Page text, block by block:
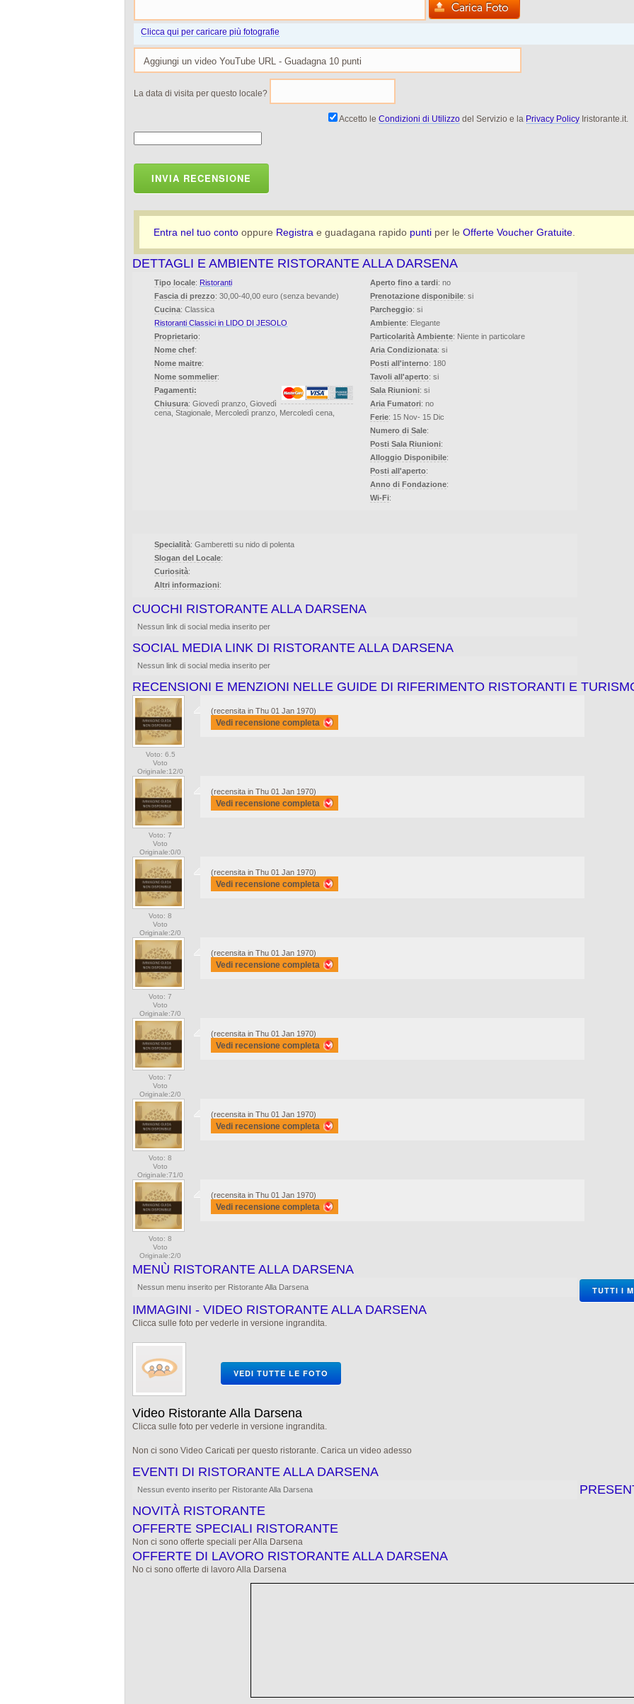
Clicca qui per caricare più fotografie
La data di visita per questo locale?
Accetto le Condizioni di Utilizzodel Servizio e la Privacy PolicyIristorante.it.
INVIA RECENSIONE
Entra nel tuo conto oppure Registra e guadagana rapido punti per le Offerte Voucher Gratuite
DETTAGLI E AMBIENTE RISTORANTE ALLA DARSENA
Tipo locale: Ristoranti
Fascia di prezzo: 30,00-40,00 euro (senza bevande)
Cucina: Classica
Ristoranti Classici in LIDO DI JESOLO
Proprietario:
Nome chef:
Nome maitre:
Nome sommelier:
Pagamenti:
Chiusura: Giovedì pranzo, Giovedì
cena, Stagionale, Mercoledì pranzo, Mercoledì cena,
Aperto fino a tardi: no
Prenotazione disponibile: si
Parcheggio: si
Ambiente: Elegante
Particolarità Ambiente: Niente in particolare
Aria Condizionata: si
Posti all'interno: 180
Tavoli all'aperto: si
Sala Riunioni: si
Aria Fumatori: no
Ferie: 15 Nov- 15 Dic
Numero di Sale:
Posti Sala Riunioni:
Alloggio Disponibile:
Posti all'aperto:
Anno di Fondazione:
Wi-Fi:
Specialità: Gamberetti su nido di polenta
Slogan del Locale:
Curiosità:
Altri informazioni:
CUOCHI RISTORANTE ALLA DARSENA
Nessun link di social media inserito per
SOCIAL MEDIA LINK DI RISTORANTE ALLA DARSENA
Nessun link di social media inserito per
RECENSIONI E MENZIONI NELLE GUIDE DI RIFERIMENTO RISTORANTI E
Voto: 6.5
Voto
Originale:12/0
(recensita in Thu 01 Jan 1970)
Vedi recensione completa
Voto: 7
Voto
Originale:0/0
(recensita in Thu 01 Jan 1970)
Vedi recensione completa
Voto: 8
Voto
Originale:2/0
(recensita in Thu 01 Jan 1970)
Vedi recensione completa
Voto: 7
Voto
Originale:7/0
(recensita in Thu 01 Jan 1970)
Vedi recensione completa
Voto: 7
Voto
Originale:2/0
(recensita in Thu 01 Jan 1970)
Vedi recensione completa
Voto: 8
Voto
Originale:71/0
(recensita in Thu 01 Jan 1970)
Vedi recensione completa
Voto: 8
Voto
Originale:2/0
(recensita in Thu 01 Jan 1970)
Vedi recensione completa
MENÙ RISTORANTE ALLA DARSENA
Nessun menu inserito per Ristorante Alla Darsena TUTTI I
IMMAGINI - VIDEO RISTORANTE ALLA DARSENA
Clicca sulle foto per vederle in versione ingrandita.
VEDI TUTTE LE FOTO
Video Ristorante Alla Darsena
Clicca sulle foto per vederle in versione ingrandita.
Non ci sono Video Caricati per questo ristorante. Carica un video adesso
EVENTI DI RISTORANTE ALLA DARSENA
Nessun evento inserito per Ristorante Alla Darsena
NOVITÀ RISTORANTE
OFFERTE SPECIALI RISTORANTE
Non ci sono offerte speciali per Alla Darsena
OFFERTE DI LAVORO RISTORANTE ALLA DARSENA
No ci sono offerte di lavoro Alla Darsena